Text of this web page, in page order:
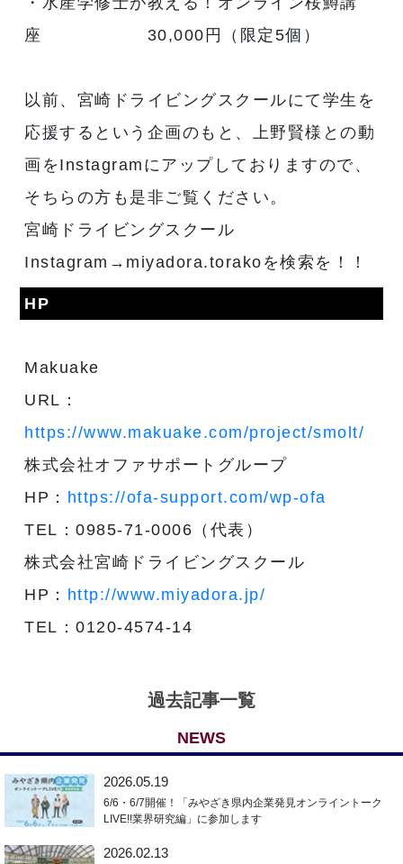
座 30,000円（限定5個）
以前、宮崎ドライビングスクールにて学生を
応援するという企画のもと、上野賢様との動
画をInstagramにアップしておりますので、
そちらの方も是非ご覧ください。
宮崎ドライビングスクール
Instagram→miyadora.torakoを検索を！！
HP
Makuake
URL：
https://www.makuake.com/project/smolt/
株式会社オファサポートグループ
HP： https://ofa-support.com/wp-ofa
TEL：0985-71-0006（代表）
株式会社宮崎ドライビングスクール
HP： http://www.miyadora.jp/
TEL：0120-4574-14
過去記事一覧
NEWS
2026.05.19
6/6・6/7開催！「みやざき県内企業発見オンライントーク
LIVE!!業界研究編」に参加します
2026.02.13